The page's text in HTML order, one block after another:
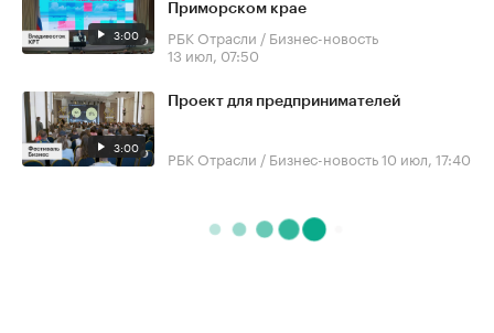
3:00
Приморском крае
РБК Отрасли / Бизнес-новость
13 июл, 07:50
3:00
Проект для предпринимателей
РБК Отрасли / Бизнес-новость10 июл, 17:40